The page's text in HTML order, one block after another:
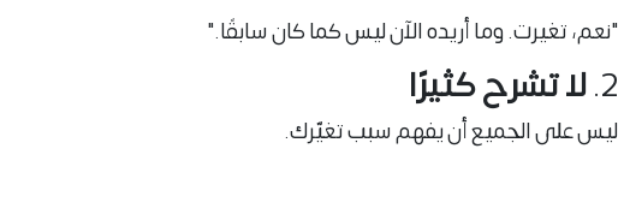
"نعم، تغيرت. وما أريده الآن ليس كما كان سابقًا."
2. لا تشرح كثيرًا
ليس على الجميع أن يفهم سبب تغيّرك.